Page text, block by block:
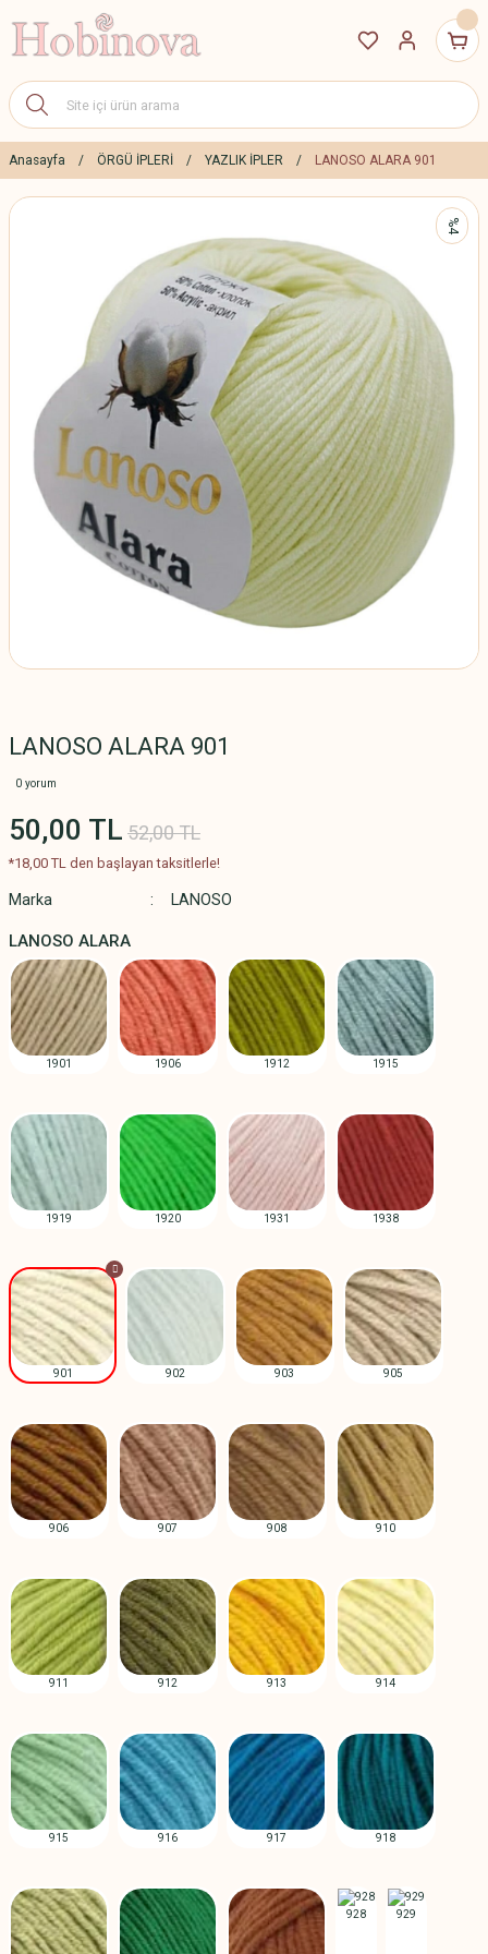
Anasayfa ÖRGÜ İPLERİ YAZLIK İPLER LANOSO ALARA 901
%4
LANOSO ALARA 901
0 yorum
50,00 TL 52,00 TL
*18,00 TL den başlayan taksitlerle!
Marka LANOSO
LANOSO ALARA